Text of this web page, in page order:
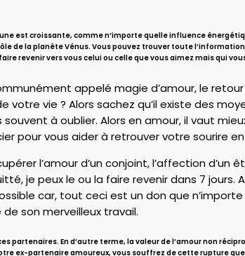
est croissante, comme n’importe quelle influence
de la planète Vénus. Vous pouvez trouver toute
revenir vers vous celui ou celle que vous aimez mais qui
appelé magie d’amour, le
votre vie ? Alors sachez qu’il existe des
à oublier. Alors en amour, il vaut
pour vous aider à retrouver votre sourire
l’amour d’un conjoint, l’affection
je peux le ou la faire revenir dans 7
car, tout ceci est un don que
son merveilleux travail.
partenaires. En d’autre terme, la valeur de l’amour non
ex-partenaire amoureux, vous souffrez de cette rupture